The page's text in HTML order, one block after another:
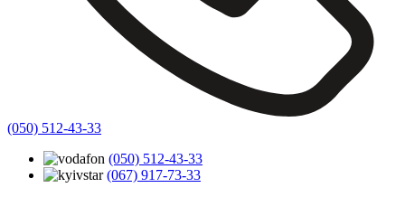
(050) 512-43-33
(050) 512-43-33
(067) 917-73-33